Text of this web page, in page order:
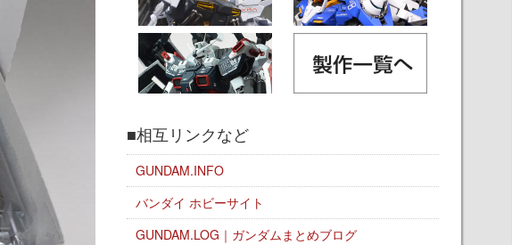
■相互リンクなど
GUNDAM.INFO
バンダイ ホビーサイト
GUNDAM.LOG｜ガンダムまとめブログ